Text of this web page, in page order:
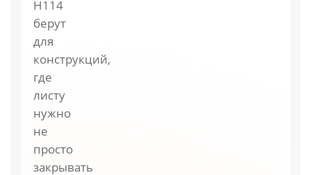
Н114
берут
для
конструкций,
где
листу
нужно
не
просто
закрывать